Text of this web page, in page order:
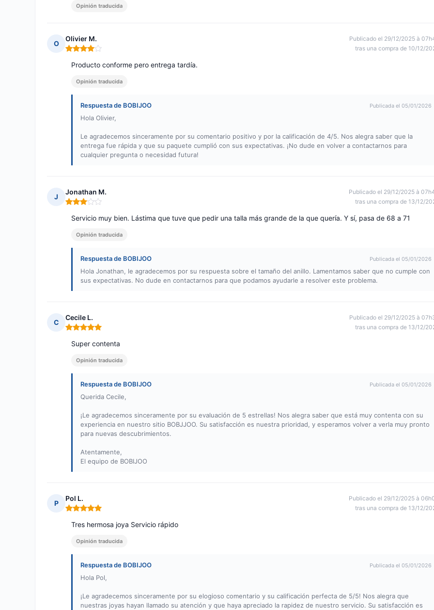
Opinión traducida
O
Olivier M.
Nota: 4 de 5
Publicado el 29/12/2025 à
tras una compra de 10/12/
Producto conforme pero entrega tardía.
Opinión traducida
Respuesta de BOBIJOO Publicada el 05/01/2026
Hola Olivier,
Le agradecemos sinceramente por su comentario positivo y por la calificación de 4/5. Nos alegra saber que la
entrega fue rápida y que su paquete cumplió con sus expectativas. ¡No dude en volver a contactarnos para
cualquier pregunta o necesidad futura!
J
Jonathan M.
Nota: 3 de 5
Publicado el 29/12/2025 à
tras una compra de 13/12/
Servicio muy bien. Lástima que tuve que pedir una talla más grande de la que quería. Y sí, pasa de 68 a 71
Opinión traducida
Respuesta de BOBIJOO Publicada el 05/01/2026
Hola Jonathan, le agradecemos por su respuesta sobre el tamaño del anillo. Lamentamos saber que no cumple con
sus expectativas. No dude en contactarnos para que podamos ayudarle a resolver este problema.
C
Cecile L.
Nota: 5 de 5
Publicado el 29/12/2025 à
tras una compra de 13/12/
Super contenta
Opinión traducida
Respuesta de BOBIJOO Publicada el 05/01/2026
Querida Cecile,
¡Le agradecemos sinceramente por su evaluación de 5 estrellas! Nos alegra saber que está muy contenta con su
experiencia en nuestro sitio BOBJJOO. Su satisfacción es nuestra prioridad, y esperamos volver a verla muy pronto
para nuevas descubrimientos.
Atentamente,
El equipo de BOBIJOO
P
Pol L.
Nota: 5 de 5
Publicado el 29/12/2025 à
tras una compra de 13/12/
Tres hermosa joya Servicio rápido
Opinión traducida
Respuesta de BOBIJOO Publicada el 05/01/2026
Hola Pol,
¡Le agradecemos sinceramente por su elogioso comentario y su calificación perfecta de 5/5! Nos alegra que
nuestras joyas hayan llamado su atención y que haya apreciado la rapidez de nuestro servicio. Su satisfacción es